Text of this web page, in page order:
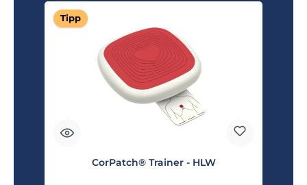
Produktgalerie überspringen
Tipp
CorPatch® Trainer - HLW